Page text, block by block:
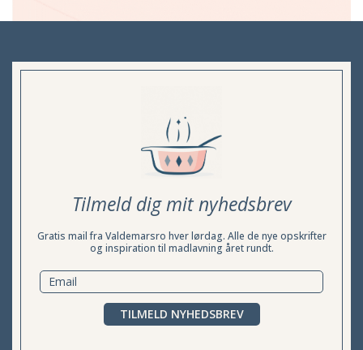
Tilmeld dig mit nyhedsbrev
Gratis mail fra Valdemarsro hver lørdag. Alle de nye opskrifter
og inspiration til madlavning året rundt.
TILMELD NYHEDSBREV